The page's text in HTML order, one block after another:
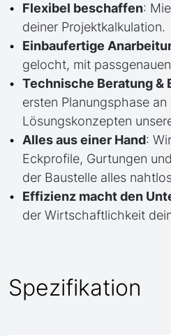
Flexibel beschaffen:
deiner Projektkalkulation.
Einbaufertige
gelocht, mit
Technische Beratung &
ersten Planungsphase
Lösungskonzepten
Alles aus einer Hand:
Eckprofile, Gurtungen
der Baustelle alles
Effizienz macht den
der Wirtschaftlichkeit
Spezifikation